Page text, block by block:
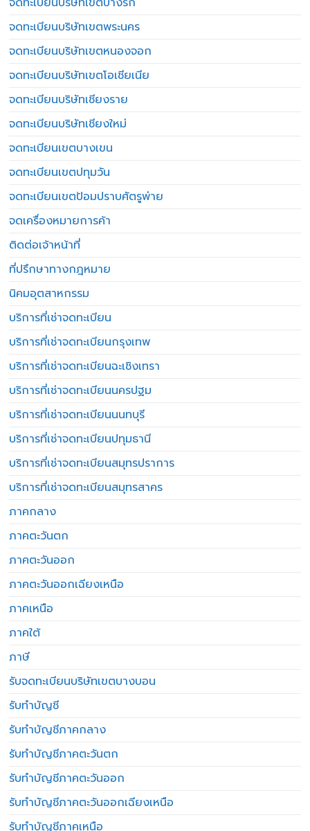
จดทะเบียนบริษัทเขตพระนคร
จดทะเบียนบริษัทเขตหนองจอก
จดทะเบียนบริษัทเขตโอเชียเนีย
จดทะเบียนบริษัทเชียงราย
จดทะเบียนบริษัทเชียงใหม่
จดทะเบียนเขตบางเขน
จดทะเบียนเขตปทุมวัน
จดทะเบียนเขตป้อมปราบศัตรูพ่าย
จดเครื่องหมายการค้า
ติดต่อเจ้าหน้าที่
ที่ปรึกษาทางกฎหมาย
นิคมอุตสาหกรรม
บริการที่เช่าจดทะเบียน
บริการที่เช่าจดทะเบียนกรุงเทพ
บริการที่เช่าจดทะเบียนฉะเชิงเทรา
บริการที่เช่าจดทะเบียนนครปฐม
บริการที่เช่าจดทะเบียนนนทบุรี
บริการที่เช่าจดทะเบียนปทุมธานี
บริการที่เช่าจดทะเบียนสมุทรปราการ
บริการที่เช่าจดทะเบียนสมุทรสาคร
ภาคกลาง
ภาคตะวันตก
ภาคตะวันออก
ภาคตะวันออกเฉียงเหนือ
ภาคเหนือ
ภาคใต้
ภาษี
รับจดทะเบียนบริษัทเขตบางบอน
รับทำบัญชี
รับทำบัญชีภาคกลาง
รับทำบัญชีภาคตะวันตก
รับทำบัญชีภาคตะวันออก
รับทำบัญชีภาคตะวันออกเฉียงเหนือ
รับทำบัญชีภาคเหนือ